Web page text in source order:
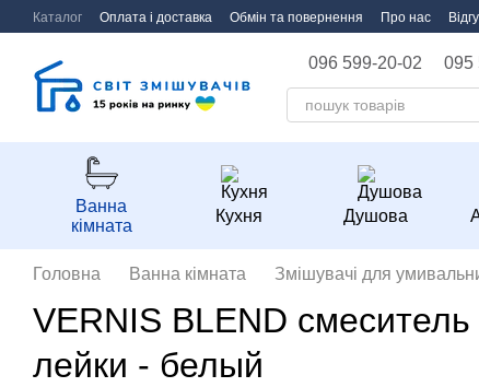
Перейти до основного контенту
Каталог Оплата і доставка Обмін та повернення Про нас
096 599-20-02 095
Ванна
кімната
Кухня Душова
Головна Ванна кімната Змішувачі для
VERNIS BLEND
лейки - белый